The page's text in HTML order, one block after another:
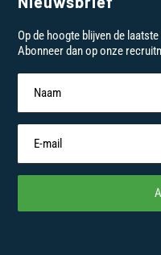
Op de hoogte blijven de
Abonneer dan op onze